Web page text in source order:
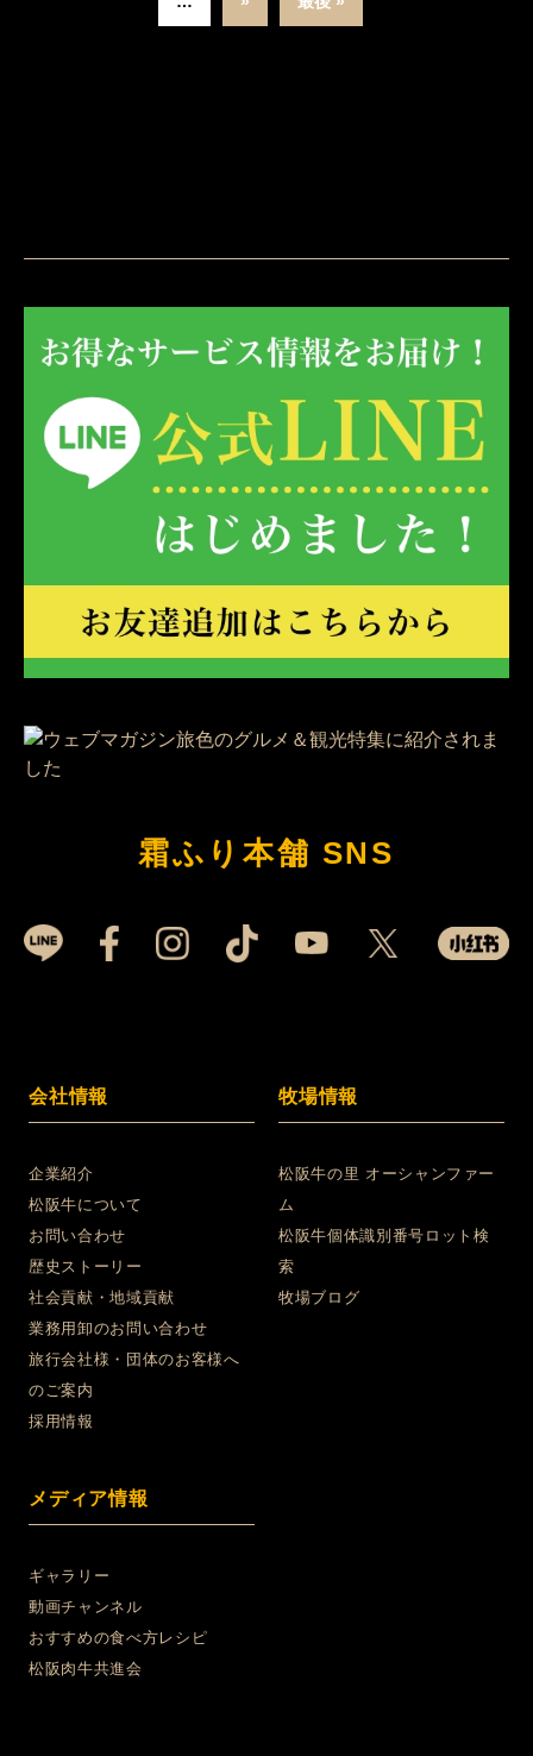
霜ふり本舗 SNS
会社情報
企業紹介
松阪牛について
お問い合わせ
歴史ストーリー
社会貢献・地域貢献
業務用卸のお問い合わせ
旅行会社様・団体のお客様へ
のご案内
採用情報
メディア情報
ギャラリー
動画チャンネル
おすすめの食べ方レシピ
松阪肉牛共進会
牧場情報
松阪牛の里 オーシャンファー
ム
松阪牛個体識別番号ロット検
索
牧場ブログ